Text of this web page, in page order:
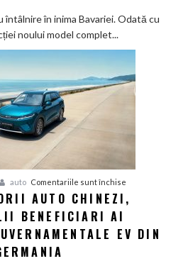
BMW
renunță
și
100%
întâlnire în inima Bavariei. Odată cu
noului model complet...
auto Comentariile sunt închise
chinezi,
AUTO CHINEZI,
BENEFICIARI AI
EV DIN